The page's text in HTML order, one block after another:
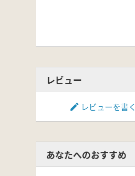
レビュー
レビューを書く
あなたへのおすすめ